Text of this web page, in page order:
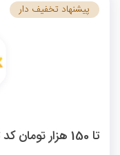
تا 150 هزار تومان کد تخفیف در لاکی باکس زودکس
پیشنهاد تخفیف دار